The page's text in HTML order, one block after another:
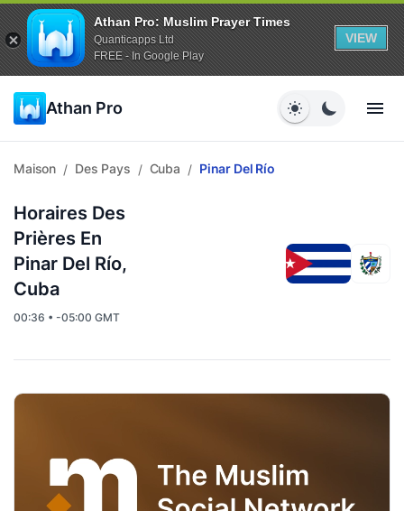
Athan Pro: Muslim Prayer Times
Quanticapps Ltd
FREE - In Google Play
VIEW
Athan Pro
Maison / Des Pays / Cuba / Pinar Del Río
Horaires Des
Prières En
Pinar Del Río,
Cuba
00:36 • -05:00 GMT